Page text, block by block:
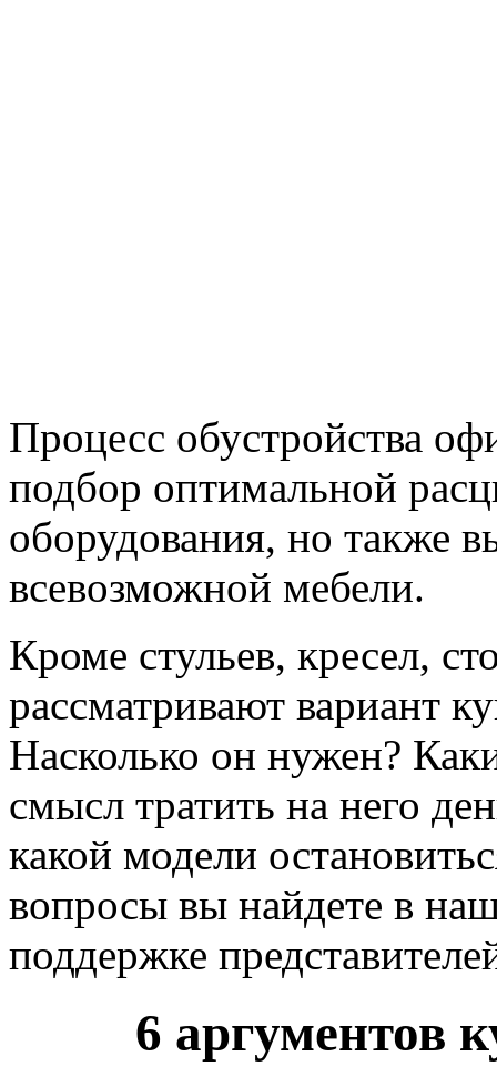
Процесс обустройства
подбор оптимальной
оборудования, но также
всевозможной мебели.
Кроме стульев, кресел,
рассматривают вариант
Насколько он нужен?
смысл тратить на него
какой модели
вопросы вы найдете в
поддержке
6 аргументов